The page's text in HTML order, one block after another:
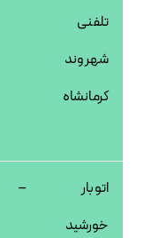
تلفنی
شهروند
کرمانشاه
اتوبار
خورشید
–